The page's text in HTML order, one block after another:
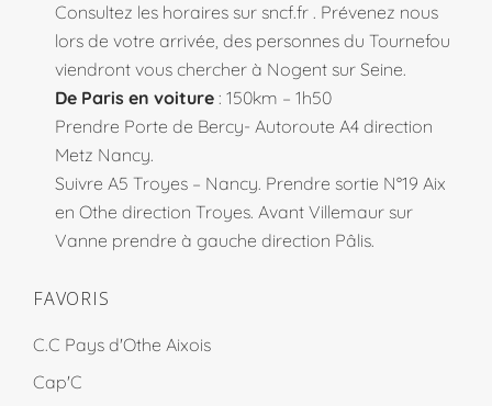
Consultez les horaires sur sncf.fr . Prévenez nous
lors de votre arrivée, des personnes du Tournefou
viendront vous chercher à Nogent sur Seine.
De Paris en voiture : 150km – 1h50
Prendre Porte de Bercy- Autoroute A4 direction
Metz Nancy.
Suivre A5 Troyes – Nancy. Prendre sortie N°19 Aix
en Othe direction Troyes. Avant Villemaur sur
Vanne prendre à gauche direction Pâlis.
FAVORIS
C.C Pays d'Othe Aixois
Cap'C